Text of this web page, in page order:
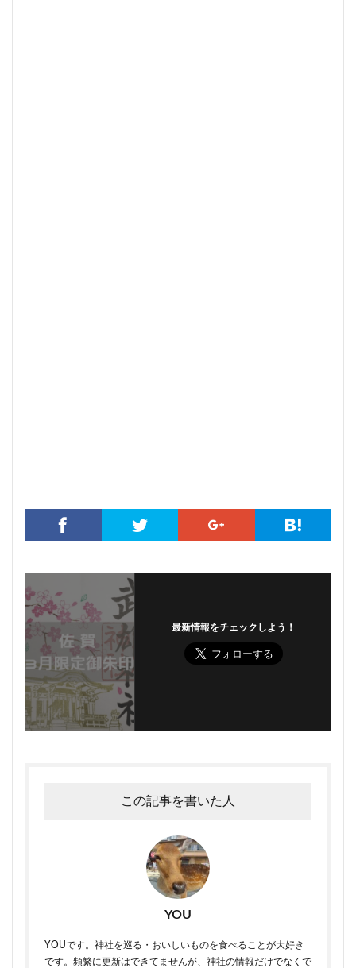
最新情報をチェックしよう！
この記事を書いた人
YOU
YOUです。神社を巡る・おいしいものを食べることが大好き
です。頻繁に更新はできてませんが、神社の情報だけでなくで